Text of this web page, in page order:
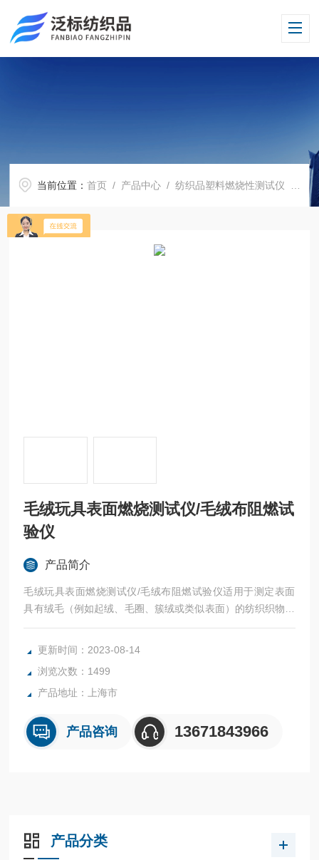
当前位置：首页 / 产品中心 /纺织品塑料燃烧性测试仪 玩
毛绒玩具表面燃烧测试仪/毛绒布阻燃试
验仪
产品简介
毛绒玩具表面燃烧测试仪/毛绒布阻燃试验仪适用于测定表面
具有绒毛（例如起绒、毛圈、簇绒或类似表面）的纺织织物的
表面燃烧时间。
更新时间：2023-08-14
浏览次数：1499
产品地址：上海市
产品咨询 13671843966
产品分类